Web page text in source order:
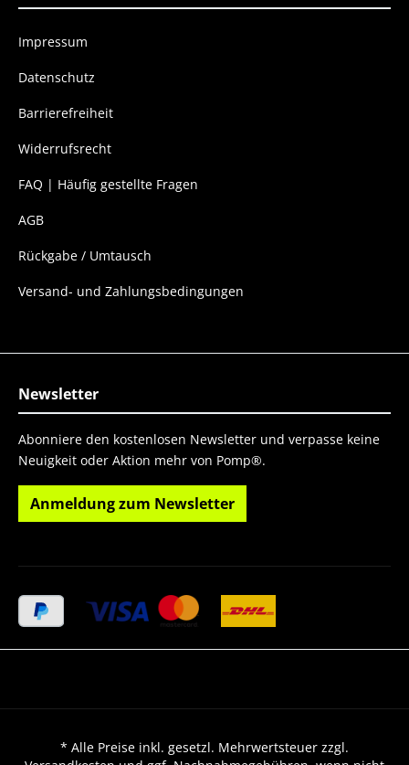
Impressum
Datenschutz
Barrierefreiheit
Widerrufsrecht
FAQ | Häufig gestellte Fragen
AGB
Rückgabe / Umtausch
Versand- und Zahlungsbedingungen
Newsletter
Abonniere den kostenlosen Newsletter und verpasse keine
Neuigkeit oder Aktion mehr von Pomp®.
Anmeldung zum Newsletter
* Alle Preise inkl. gesetzl. Mehrwertsteuer zzgl.